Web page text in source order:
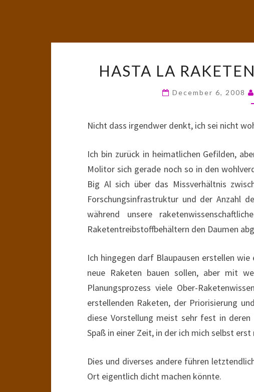
HASTA LA
December 6, 2008
Nicht dass irgendwer denkt, ich sei nicht
Ich bin zurück in heimatlichen Gefilden,
Molitor sich gerade noch so in den
Big Al sich über das Missverhältnis
Forschungsinfrastruktur und der Anzahl
während unsere
Raketentreibstoffbehältern den Daumen
Ich hingegen darf Blaupausen erstellen
neue Raketen bauen sollen, aber mit
Planungsprozess viele Ober-
erstellenden Raketen, der Priorisierung
diese Vorstellung meist sehr fest in
Spaß in einer Zeit, in der ich mich selbst
Dies und diverses andere führen
Ort eigentlich dicht machen könnte.